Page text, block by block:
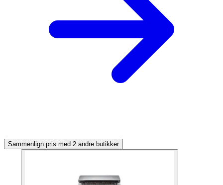
Sammenlign pris med 2 andre butikker